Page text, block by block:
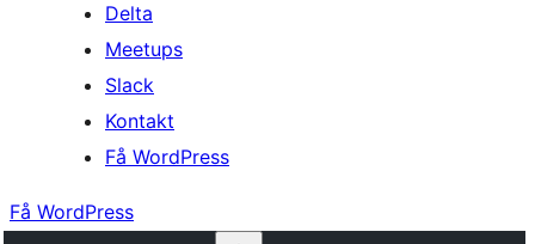
Delta
Meetups
Slack
Kontakt
Få WordPress
Få WordPress